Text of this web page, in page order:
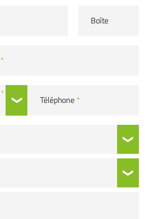
Boîte
*
*
Téléphone *